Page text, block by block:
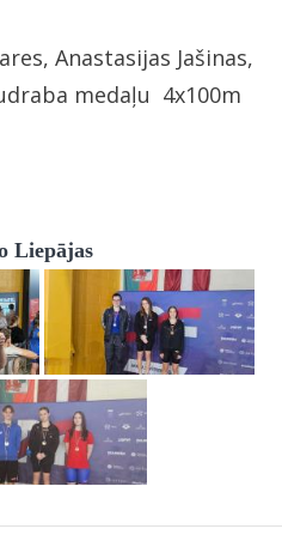
Anastasijas Jašinas,
medaļu 4x100m
Liepājas